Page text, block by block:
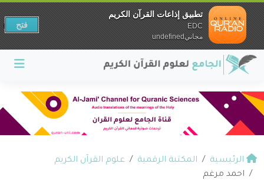
الرئيسية المكتبة الرقمية
علوم القرآن الكريم
احمد مرغم
تطبيق إذاعات القرآن الكريم
EDC
مجانيundefined
فتح